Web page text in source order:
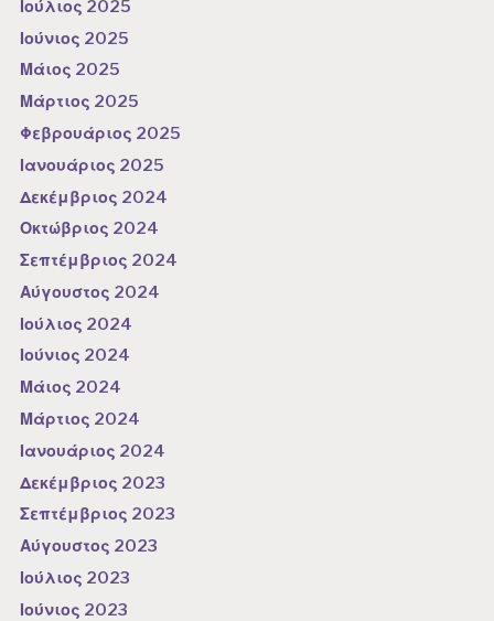
Ιούλιος 2025
Ιούνιος 2025
Μάιος 2025
Μάρτιος 2025
Φεβρουάριος 2025
Ιανουάριος 2025
Δεκέμβριος 2024
Οκτώβριος 2024
Σεπτέμβριος 2024
Αύγουστος 2024
Ιούλιος 2024
Ιούνιος 2024
Μάιος 2024
Μάρτιος 2024
Ιανουάριος 2024
Δεκέμβριος 2023
Σεπτέμβριος 2023
Αύγουστος 2023
Ιούλιος 2023
Ιούνιος 2023